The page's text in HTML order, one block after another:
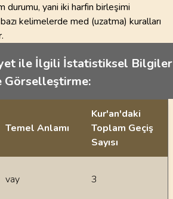
kelimelerde med (uzatma) kuralları
ile İlgili İstatistiksel Bilgiler
Görselleştirme:
Temel Anlamı
Kur'an'daki
Toplam Geçiş
Sayısı
vay 3